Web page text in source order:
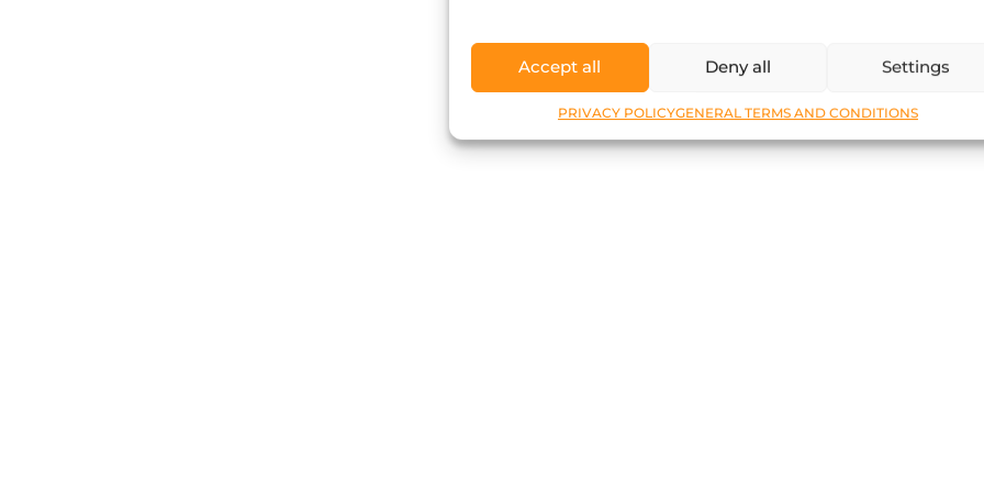
Accept all Deny all Settings
PRIVACY POLICYGENERAL TERMS AND CONDITIONS